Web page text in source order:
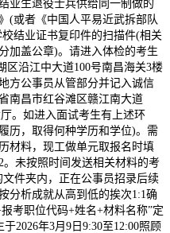
业生退役士兵供给同一制做的
(或者《中国人平易近武拆部队
结业证书复印件的扫描件(相关
加盖公章)。请进入体检的考生
区沿江中大道100号南昌海关3楼
方公事员从管部分并记入诚信
南昌市红谷滩区赣江南大道
。如进入面试考生有上述环
历，取得何种学历和学位)。需
材料，现工做单元取报名时填
未按照时间发送相关材料的考
件夹内，正在公事员招录后续
分析成就从高到低的挨次1:1确
考职位代码+姓名+材料名称”定
2026年3月9日9:30至12:00照顾